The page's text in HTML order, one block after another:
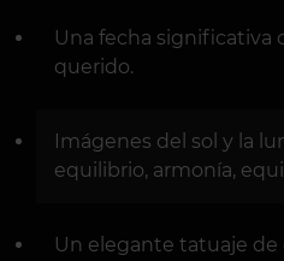
Una fecha significativa
querido.
Imágenes del sol y la
equilibrio, armonía,
Un elegante tatuaje de